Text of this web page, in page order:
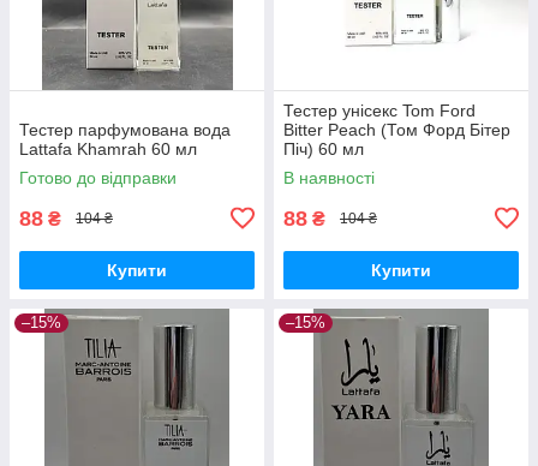
Тестер парфумована вода
Lattafa Khamrah 60 мл
Готово до відправки
88 ₴ 104 ₴
Купити
Тестер унісекс Tom Ford
Bitter Peach (Том Форд Бітер
Піч) 60 мл
В наявності
88 ₴ 104 ₴
Купити
–15% –15%